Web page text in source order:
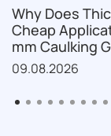
Why Does
Cheap
mm Caulking
09.08.2026